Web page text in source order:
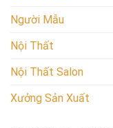
Người Mẫu
Nội Thất
Nội Thất Salon
Xưởng Sản Xuất